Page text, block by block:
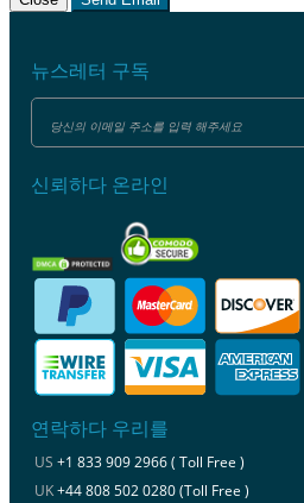
뉴스레터 구독
신뢰하다 온라인
연락하다 우리를
US +1 833 909 2966 ( Toll Free )
UK+44 808 502 0280 (Toll Free )